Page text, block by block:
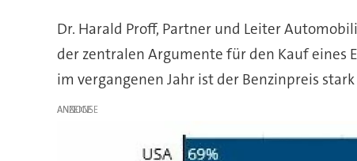
Dr. Harald Proff, Partner und Leiter
der zentralen Argumente für den Kauf eines
im vergangenen Jahr ist der Benzinpreis
ANZEIGE